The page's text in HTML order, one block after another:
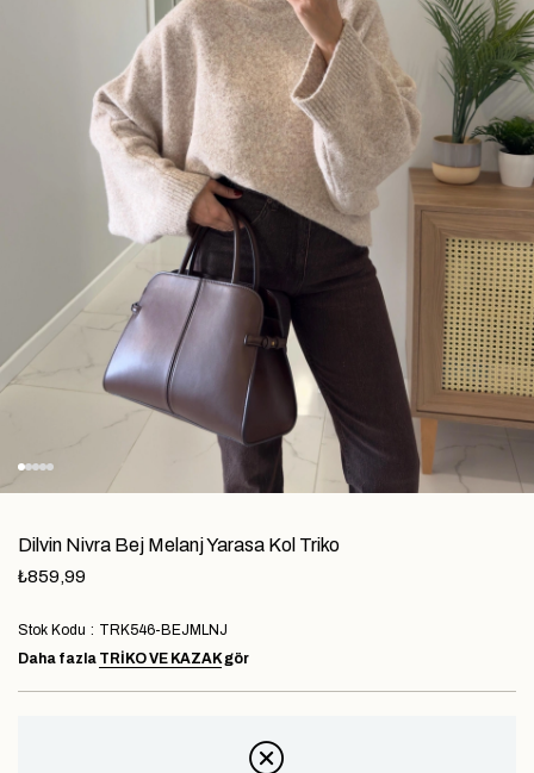
Dilvin Nivra Bej Melanj Yarasa Kol Triko
₺859,99
Stok Kodu
TRK546-BEJMLNJ
Daha fazla TRIKO VE KAZAKgör